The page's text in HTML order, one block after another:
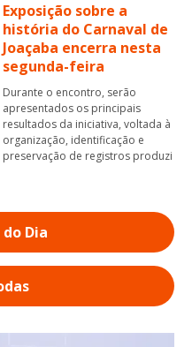
Exposição sobre a
história do Carnaval de
Joaçaba encerra nesta
segunda-feira
Durante o encontro, serão
apresentados os principais
resultados da iniciativa, voltada à
organização, identificação e
preservação de registros produzi
Dia